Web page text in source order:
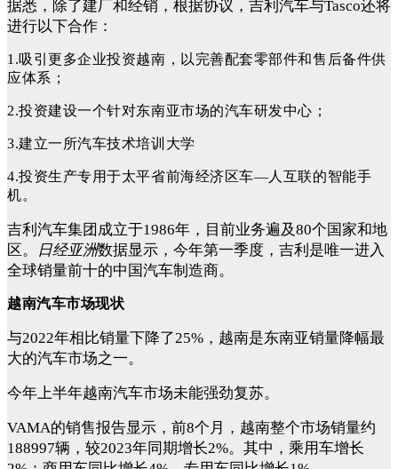
据悉，除了建厂和经销，根据协议，吉利汽车与Tasco还将
进行以下合作：
1.吸引更多企业投资越南，以完善配套零部件和售后备件供
应体系；
2.投资建设一个针对东南亚市场的汽车研发中心；
3.建立一所汽车技术培训大学
4.投资生产专用于太平省前海经济区车—人互联的智能手
机。
吉利汽车集团成立于1986年，目前业务遍及80个国家和地
区。
日经亚洲数据显示，今年第一季度，吉利是唯一进入
全球销量前十的中国汽车制造商。
越南汽车市场现状
与2022年相比销量下降了25%，越南是东南亚销量降幅最
大的汽车市场之一。
今年上半年越南汽车市场未能强劲复苏。
VAMA的销售报告显示，前8个月，越南整个市场销量约
188997辆，较2023年同期增长2%。其中，乘用车增长